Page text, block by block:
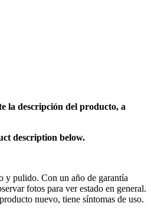
la descripción del producto, a
description below.
y pulido. Con un año de garantía
fotos para ver estado en general.
nuevo, tiene síntomas de uso.